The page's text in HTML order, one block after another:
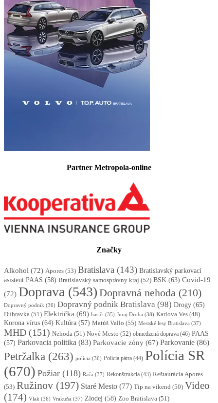
Partner Metropola-online
Značky
Alkohol (72) Apores (53) Bratislava (143) Bratislavský parkovací
asistent PAAS (58) Bratislavský samosprávny kraj (52) BSK (63) Covid-19
(72) Doprava (543) Dopravná nehoda (210)
Dopravný podnik (36) Dopravný podnik Bratislava (98) Drogy (65)
Dúbravka (51) Električka (69) hasiči (35) Juraj Droba (38) Karlova Ves (48)
Korona vírus (64) Kultúra (57) Matúš Vallo (55) Mestské lesy Bratislava (37)
MHD (151) Nehoda (51) Nové Mesto (52) obmedzená doprava (46) PAAS
(57) Parkovacia politika (83) Parkovacie zóny (67) Parkovanie (86)
Petržalka (263) polícia (36) Polícia pátra (44) Polícia SR
(670) Požiar (118) Rača (37) Rekonštrukcia (43) Reštaurácia Apores
(53) Ružinov (197) Staré Mesto (77) Tip na víkend (50) Video
(174) Vlak (36) Vrakuňa (37) Zlodej (58) Zoo Bratislava (51)